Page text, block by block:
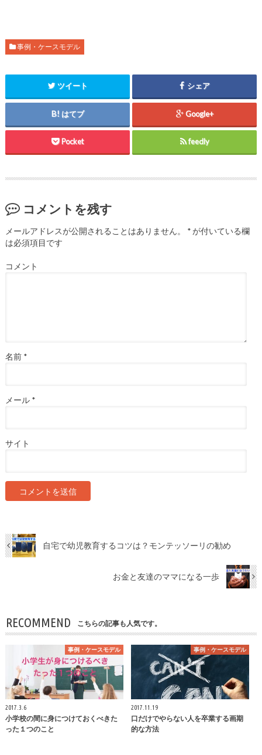
事例・ケースモデル
ツイート シェア
はてブ Google+
Pocket feedly
コメントを残す
メールアドレスが公開されることはありません。 *が付いている欄
は必須項目です
コメント
名前 *
メール *
サイト
自宅で幼児教育するコツは？モンテッソーリの勧め
お金と友達のママになる一歩
RECOMMEND こちらの記事も人気です。
事例・ケースモデル
2017.3.6
小学校の間に身につけておくべきた
った１つのこと
事例・ケースモデル
2017.11.19
口だけでやらない人を卒業する画期
的な方法